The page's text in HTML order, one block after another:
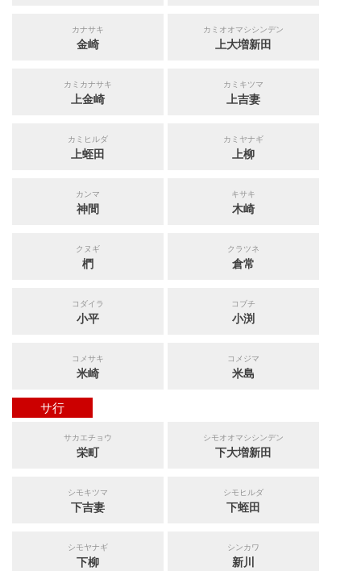
カナサキ
金崎
カミオオマシシンデン
上大増新田
カミカナサキ
上金崎
カミキツマ
上吉妻
カミヒルダ
上蛭田
カミヤナギ
上柳
カンマ
神間
キサキ
木崎
クヌギ
椚
クラツネ
倉常
コダイラ
小平
コブチ
小渕
コメサキ
米崎
コメジマ
米島
サ行
サカエチョウ
栄町
シモオオマシシンデン
下大増新田
シモキツマ
下吉妻
シモヒルダ
下蛭田
シモヤナギ
下柳
シンカワ
新川